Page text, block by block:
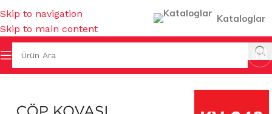
Skip to navigation
Skip to main content
Kataloglar
& GERİ DÖNÜŞÜMLER KAPAKLI ÇÖP KOVALARI